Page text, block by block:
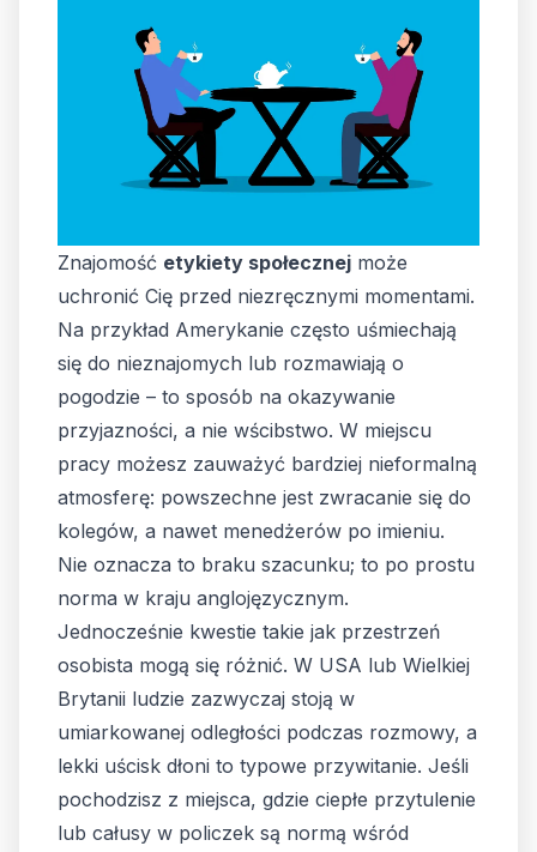
Znajomość etykiety społecznej może
uchronić Cię przed niezręcznymi momentami.
Na przykład Amerykanie często uśmiechają
się do nieznajomych lub rozmawiają o
pogodzie – to sposób na okazywanie
przyjazności, a nie wścibstwo. W miejscu
pracy możesz zauważyć bardziej nieformalną
atmosferę: powszechne jest zwracanie się do
kolegów, a nawet menedżerów po imieniu.
Nie oznacza to braku szacunku; to po prostu
norma w kraju anglojęzycznym.
Jednocześnie kwestie takie jak przestrzeń
osobista mogą się różnić. W USA lub Wielkiej
Brytanii ludzie zazwyczaj stoją w
umiarkowanej odległości podczas rozmowy, a
lekki uścisk dłoni to typowe przywitanie. Jeśli
pochodzisz z miejsca, gdzie ciepłe przytulenie
lub całusy w policzek są normą wśród